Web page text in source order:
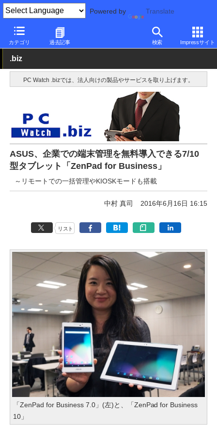
Powered by Translate
カテゴリ 過去記事 検索 Impressサイト
PC Watch パソコン/タブレット/スマートフォン タブレット
.biz
PC Watch .bizでは、法人向けの製品やサービスを取り上げます。
ASUS、企業での端末管理を無料導入できる7/10
型タブレット「ZenPad for Business」
～リモートでの一括管理やKIOSKモードも搭載
中村 真司 2016年6月16日 16:15
リスト
「ZenPad for Business 7.0」(左)と、「ZenPad for Business
10」